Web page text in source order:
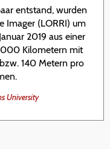
entstand, wurden
Imager (LORRI) um
2019 aus einer
Kilometern mit
140 Metern pro
University